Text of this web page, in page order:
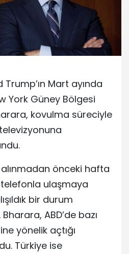
Trump’ın Mart ayında
York Güney Bölgesi
kovulma süreciyle
önceki hafta
telefonla ulaşmaya
bir durum
ABD’de bazı
yönelik açtığı
Türkiye ise